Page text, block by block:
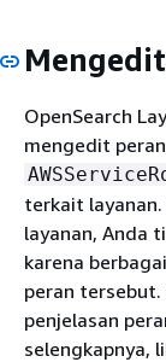
OpenSearch
mengedit peran
terkait
layanan, Anda
karena
peran
penjelasan
selengkapnya,